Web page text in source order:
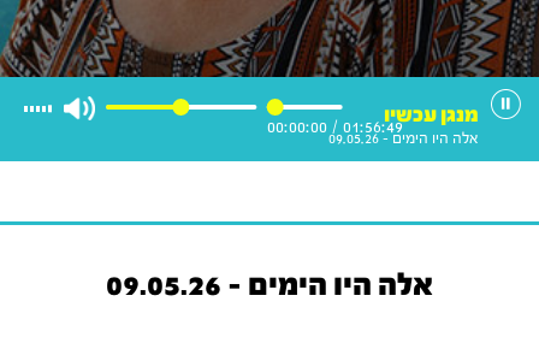
01:56:49
/
00:00:00
מנגן עכשיו
אלה היו הימים - 09.05.26
אלה היו הימים - 09.05.26